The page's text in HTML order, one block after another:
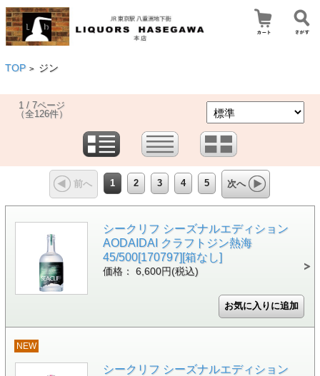
TOP > ジン
1 / 7ページ
（全126件）
前へ 1 2 3 4 5 次へ
シークリフ シーズナルエディション
AODAIDAI クラフトジン熱海
45/500[170797][箱なし]
価格： 6,600円(税込)
NEW
シークリフ シーズナルエディション